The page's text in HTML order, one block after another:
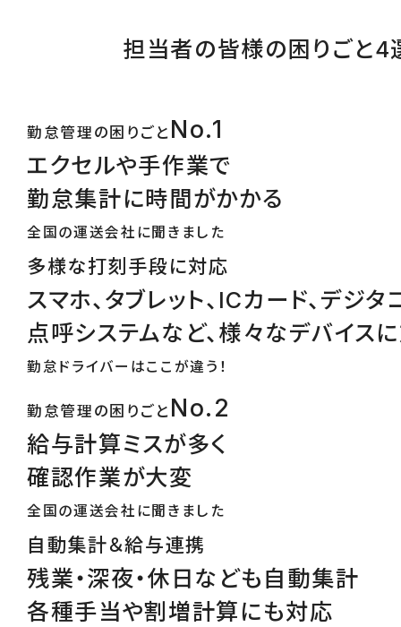
担当者の皆様の困りごと4
勤怠管理の困りごと No.1
エクセルや手作業で
勤怠集計に時間がかかる
全国の運送会社に聞きました
多様な打刻手段に対応
スマホ、タブレット、ICカード、デジタ
点呼システムなど、様々なデバイス
勤怠ドライバーはここが違う！
勤怠管理の困りごと No.2
給与計算ミスが多く
確認作業が大変
全国の運送会社に聞きました
自動集計＆給与連携
残業・深夜・休日なども自動集計
各種手当や割増計算にも対応